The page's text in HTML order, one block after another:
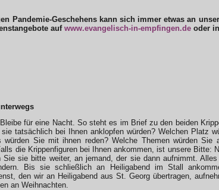
Pandemie-Geschehens kann sich immer etwas an
auf www.evangelisch-in-empfingen.de oder
für eine Nacht. So steht es im Brief zu den beiden
tatsächlich bei Ihnen anklopfen würden? Welchen Platz
Sie mit ihnen reden? Welche Themen würden Sie
die Krippenfiguren bei Ihnen ankommen, ist unsere Bitte:
Sie sie bitte weiter, an jemand, der sie dann aufnimmt.
Bis sie schließlich an Heiligabend im Stall
den wir an Heiligabend aus St. Georg übertragen,
an Weihnachten.